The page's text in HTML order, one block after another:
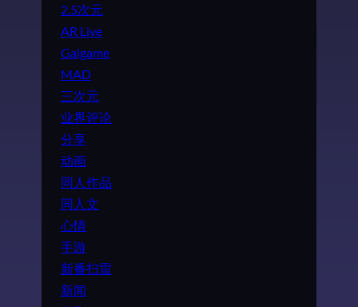
2.5次元
AR Live
Galgame
MAD
三次元
业界评论
分享
动画
同人作品
同人文
心情
手游
新番扫雷
新闻